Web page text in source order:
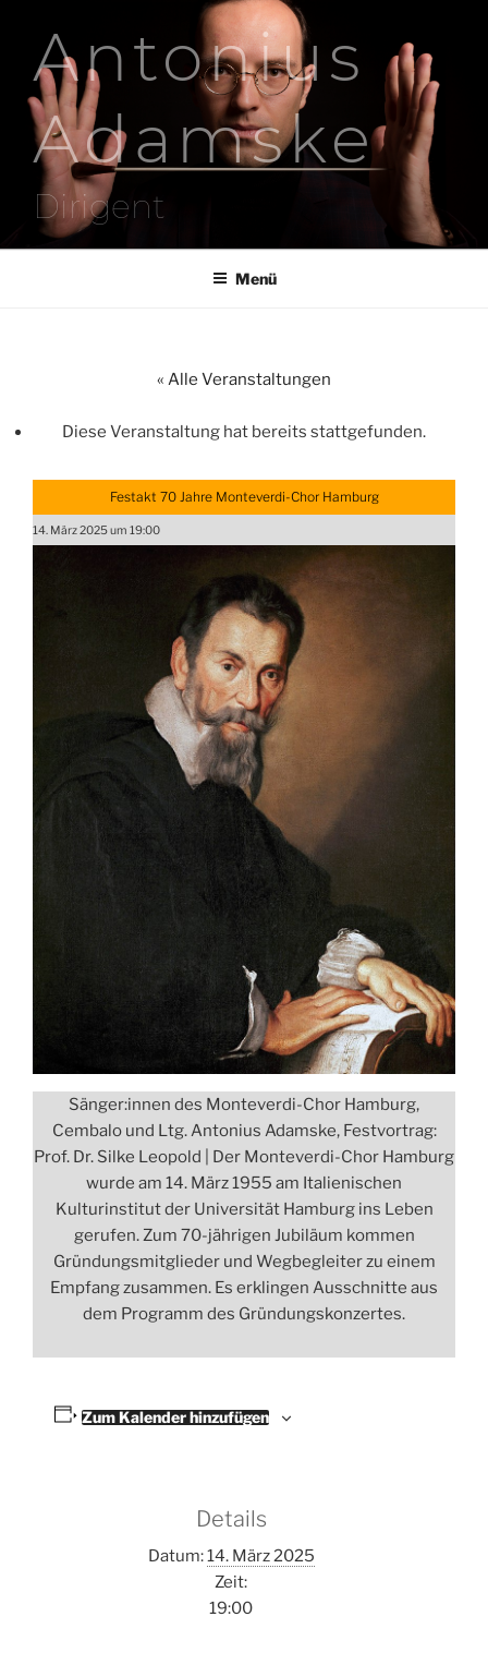
springenAntonius
Adamske
Dirigent
Menü
« Alle Veranstaltungen
Diese Veranstaltung hat bereits stattgefunden.
Festakt 70 Jahre Monteverdi-Chor Hamburg
14. März 2025 um 19:00
Sänger:innen des Monteverdi-Chor Hamburg,
Cembalo und Ltg. Antonius Adamske, Festvortrag:
Prof. Dr. Silke Leopold | Der Monteverdi-Chor Hamburg
wurde am 14. März 1955 am Italienischen
Kulturinstitut der Universität Hamburg ins Leben
gerufen. Zum 70-jährigen Jubiläum kommen
Gründungsmitglieder und Wegbegleiter zu einem
Empfang zusammen. Es erklingen Ausschnitte aus
dem Programm des Gründungskonzertes.
Zum Kalender hinzufügen
Details
Datum:14. März 2025
Zeit:
19:00